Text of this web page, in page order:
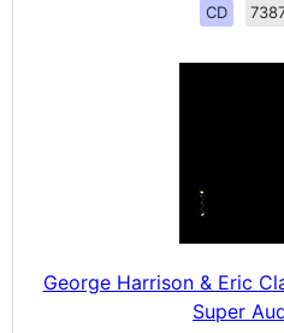
CD
George Harrison & Eric
Super